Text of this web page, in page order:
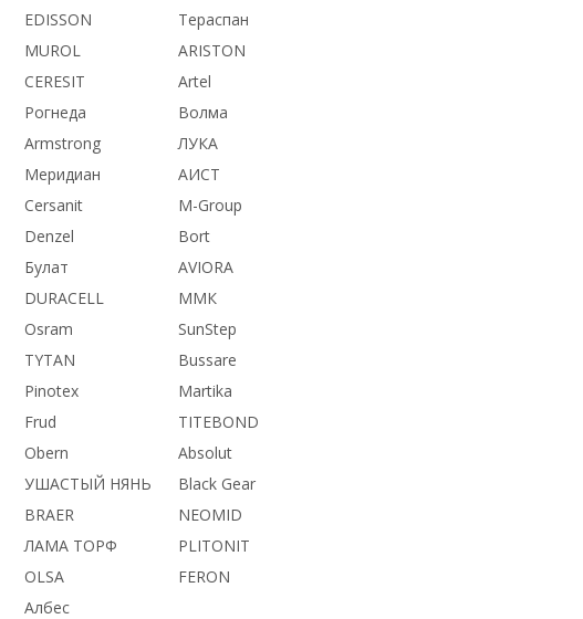
EDISSON
Тераспан
MUROL
ARISTON
CERESIT
Artel
Рогнеда
Волма
Armstrong
ЛУКА
Меридиан
АИСТ
Cersanit
M-Group
Denzel
Bort
Булат
AVIORA
DURACELL
ММК
Osram
SunStep
TYTAN
Bussare
Pinotex
Martika
Frud
TITEBOND
Obern
Absolut
УШАСТЫЙ НЯНЬ
Black Gear
BRAER
NEOMID
ЛАМА ТОРФ
PLITONIT
OLSA
FERON
Албес